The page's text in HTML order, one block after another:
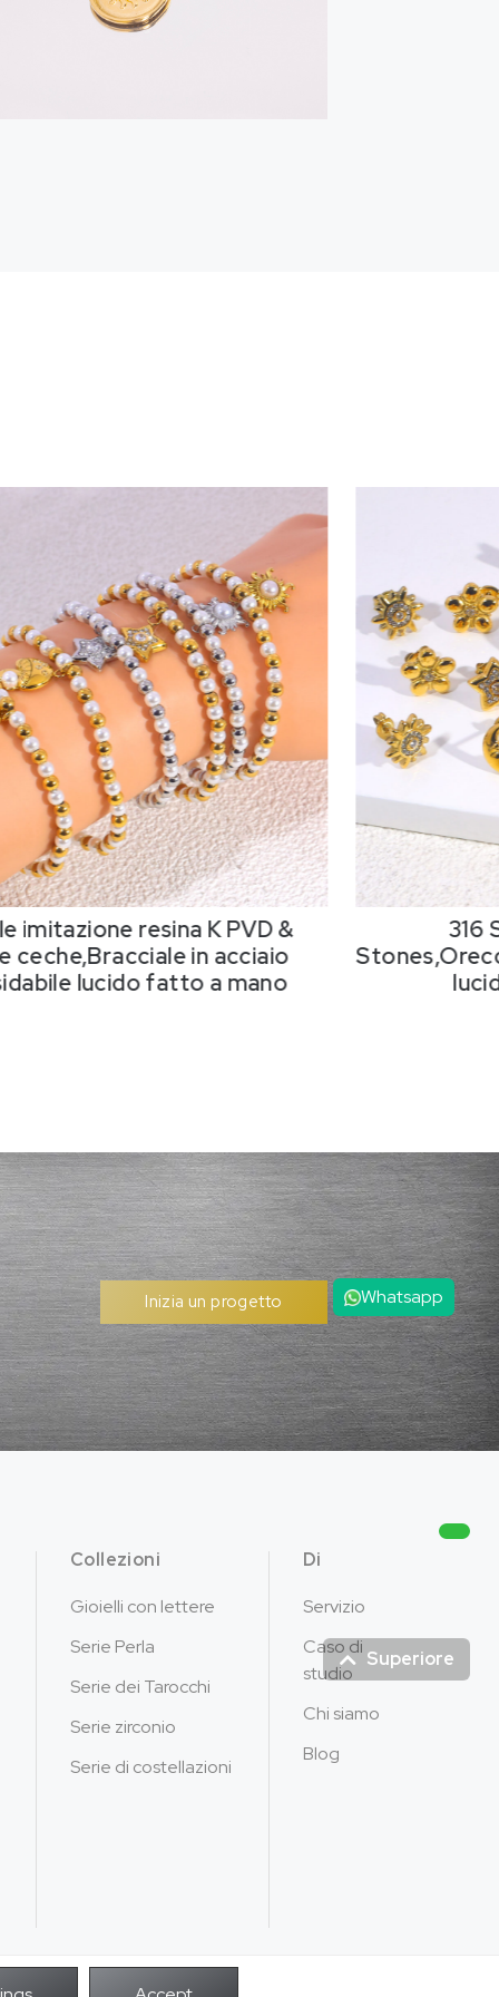
imitazione resina K PVD &
ceche,Bracciale in acciaio
lucido fatto a mano
316
Stones
Superiore
Inizia un progetto
Collezioni
Gioielli con lettere
Serie Perla
Serie dei Tarocchi
Serie zirconio
Serie di costellazioni
Di
Servizio
Caso di
studio
Chi siamo
Blog
Whatsapp